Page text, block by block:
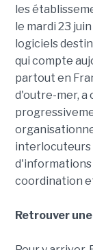
les
le mardi 23
logiciels
qui compte
partout en
d'outre-mer, a
interlocuteurs
d'informations
coordination
Retrouver